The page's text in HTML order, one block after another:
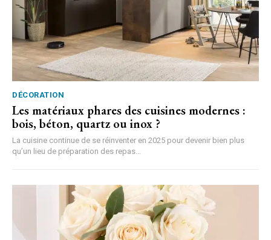
DÉCORATION
Les matériaux phares des cuisines modernes :
bois, béton, quartz ou inox ?
La cuisine continue de se réinventer en 2025 pour devenir bien plus
qu’un lieu de préparation des repas...